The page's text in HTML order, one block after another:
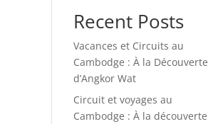
Recent Posts
Vacances et Circuits au
Cambodge : À la Découverte
d’Angkor Wat
Circuit et voyages au
Cambodge : À la découverte